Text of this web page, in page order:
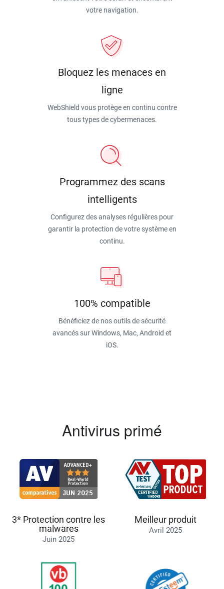
votre navigation.
Bloquez les menaces en
ligne
WebShield vous protège en continu contre
tous types de cybermenaces.
Programmez des scans
intelligents
Configurez des analyses régulières pour
garantir la protection de votre système en
continu.
100% compatible
Bénéficiez de nos outils de sécurité
avancés sur Windows, Mac, Android et
iOS.
Antivirus primé
3* Protection contre les
malwares
Juin 2025
Meilleur produit
Avril 2025